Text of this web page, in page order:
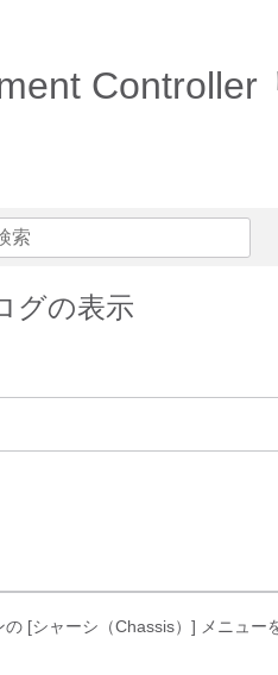
グの表示
の [シャーシ（Chassis）] メニュー